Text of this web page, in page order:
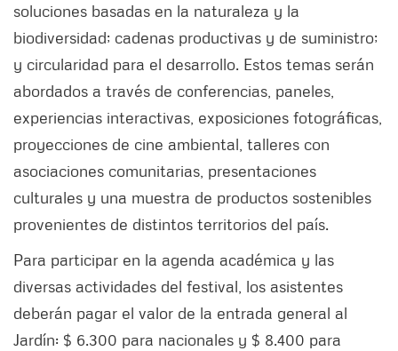
soluciones basadas en la naturaleza y la
biodiversidad; cadenas productivas y de suministro;
y circularidad para el desarrollo. Estos temas serán
abordados a través de conferencias, paneles,
experiencias interactivas, exposiciones fotográficas,
proyecciones de cine ambiental, talleres con
asociaciones comunitarias, presentaciones
culturales y una muestra de productos sostenibles
provenientes de distintos territorios del país.
Para participar en la agenda académica y las
diversas actividades del festival, los asistentes
deberán pagar el valor de la entrada general al
Jardín: $ 6.300 para nacionales y $ 8.400 para